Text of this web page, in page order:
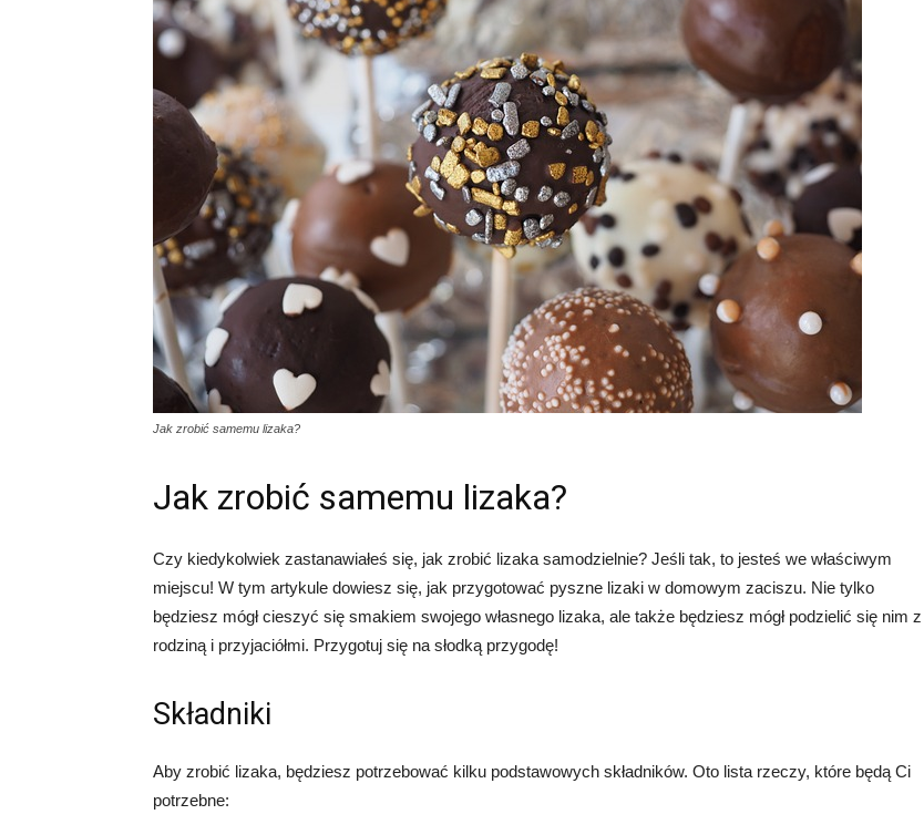
Jak zrobić samemu lizaka?
Jak zrobić samemu lizaka?
Czy kiedykolwiek zastanawiałeś się, jak zrobić lizaka samodzielnie? Jeśli tak, to jesteś we właściwym
miejscu! W tym artykule dowiesz się, jak przygotować pyszne lizaki w domowym zaciszu. Nie tylko
będziesz mógł cieszyć się smakiem swojego własnego lizaka, ale także będziesz mógł podzielić się nim z
rodziną i przyjaciółmi. Przygotuj się na słodką przygodę!
Składniki
Aby zrobić lizaka, będziesz potrzebować kilku podstawowych składników. Oto lista rzeczy, które będą Ci
potrzebne: